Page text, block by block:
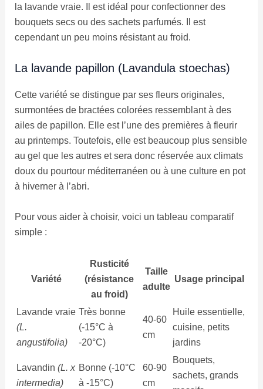
la lavande vraie. Il est idéal pour confectionner des
bouquets secs ou des sachets parfumés. Il est
cependant un peu moins résistant au froid.
La lavande papillon (Lavandula stoechas)
Cette variété se distingue par ses fleurs originales,
surmontées de bractées colorées ressemblant à des
ailes de papillon. Elle est l’une des premières à fleurir
au printemps. Toutefois, elle est beaucoup plus sensible
au gel que les autres et sera donc réservée aux climats
doux du pourtour méditerranéen ou à une culture en pot
à hiverner à l’abri.
Pour vous aider à choisir, voici un tableau comparatif
simple :
Variété
Rusticité
(résistance
au froid)
Taille
adulte
Usage principal
Lavande vraie
(L.
angustifolia)
Très bonne
(-15°C à
-20°C)
40-60
cm
Huile essentielle,
cuisine, petits
jardins
Lavandin (L. x
intermedia)
Bonne (-10°C
à -15°C)
60-90
cm
Bouquets,
sachets, grands